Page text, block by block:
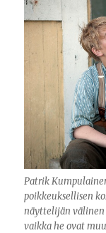
Patrik
poikkeuksellisen
näyttelijän
vaikka he ovat